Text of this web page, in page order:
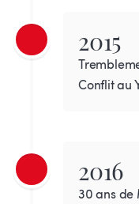
2015
Conflit au
2016
30 ans de